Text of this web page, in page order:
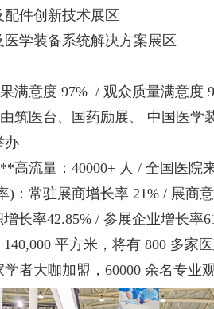
件创新技术展区
学装备系统解决方案展区
满意度 97% / 观众质量满意度
筑医台、国药励展、 中国医学
办
高流量：40000+ 人 / 全国医院
)：常驻展商增长率 21% / 展商
长率42.85% / 参展企业增长率
平方米，将有 800 多家
者大咖加盟，60000 余名专业